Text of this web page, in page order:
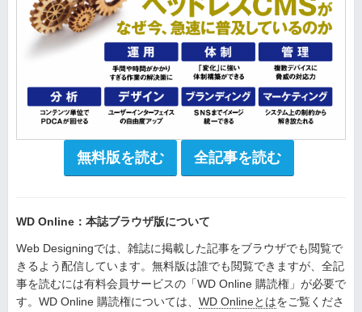
無料版を読む 全記事を読む
WD Online：本誌ブラウザ版について
Web Designingでは、雑誌に掲載した記事をブラウザでも閲覧で
きるよう配信しています。無料版は誰でも閲覧できますが、全記
事を読むには有料会員サービスの「WD Online 購読権」が必要で
す。WD Online 購読権については、 WD Onlineとはをご覧くださ